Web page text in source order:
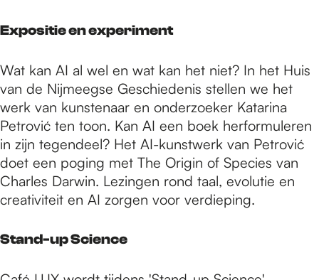
Expositie en experiment
Wat kan AI al wel en wat kan het niet? In het Huis
van de Nijmeegse Geschiedenis stellen we het
werk van kunstenaar en onderzoeker Katarina
Petrović ten toon. Kan AI een boek herformuleren
in zijn tegendeel? Het AI-kunstwerk van Petrović
doet een poging met The Origin of Species van
Charles Darwin. Lezingen rond taal, evolutie en
creativiteit en AI zorgen voor verdieping.
Stand-up Science